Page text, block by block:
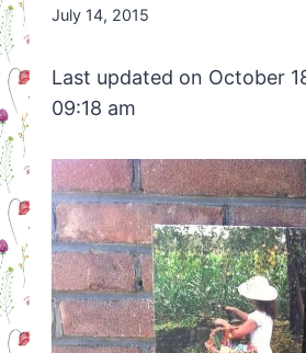
By
July 14, 2015
Last updated on October
09:18 am